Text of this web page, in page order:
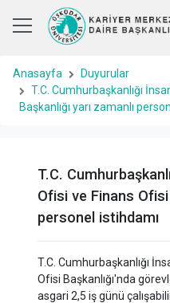
Anasayfa
Duyurular
T.C. Cumhurbaşkanlığı
Başkanlığı yarı zamanlı
T.C.
Ofisi ve Finans Ofisi
personel istihdamı
T.C. Cumhurbaşkanlığı
Ofisi Başkanlığı'nda
asgari 2,5 iş günü